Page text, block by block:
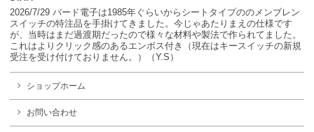
2026/7/29 バード電子は1985年ぐらいからシートタイプののメンブレン
スイッチの特注品を手掛けてきました。今じゃあたりまえの仕様です
が、当時はまだ過渡期だったので様々な材料や製法で作られてました。
これはよりクリック感のあるエンボス付き（現在はキースイッチの新規
受注を受け付けておりません。）（Y.S）
ショップホーム
お問い合わせ